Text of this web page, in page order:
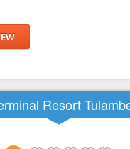
Resort